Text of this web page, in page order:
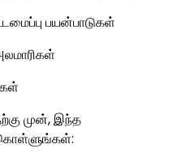
பயன்பாடுகள்
முன், இந்த